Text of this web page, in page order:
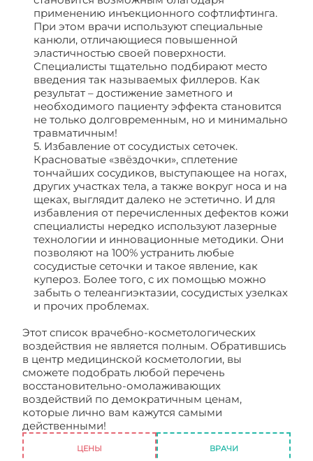
применению инъекционного софтлифтинга.
При этом врачи используют специальные
канюли, отличающиеся повышенной
эластичностью своей поверхности.
Специалисты тщательно подбирают место
введения так называемых филлеров. Как
результат – достижение заметного и
необходимого пациенту эффекта становится
не только долговременным, но и минимально
травматичным!
5. Избавление от сосудистых сеточек.
Красноватые «звёздочки», сплетение
тончайших сосудиков, выступающее на ногах,
других участках тела, а также вокруг носа и на
щеках, выглядит далеко не эстетично. И для
избавления от перечисленных дефектов кожи
специалисты нередко используют лазерные
технологии и инновационные методики. Они
позволяют на 100% устранить любые
сосудистые сеточки и такое явление, как
купероз. Более того, с их помощью можно
забыть о телеангиэктазии, сосудистых узелках
и прочих проблемах.
Этот список врачебно-косметологических
воздействия не является полным. Обратившись
в центр медицинской косметологии, вы
сможете подобрать любой перечень
восстановительно-омолаживающих
воздействий по демократичным ценам,
которые лично вам кажутся самыми
действенными!
ЦЕНЫ ВРАЧИ